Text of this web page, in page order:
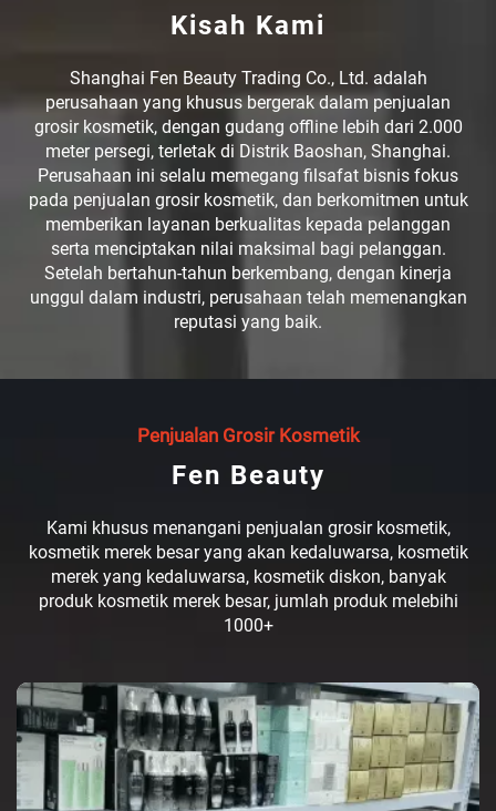
Kisah Kami
Shanghai Fen Beauty Trading Co., Ltd. adalah
perusahaan yang khusus bergerak dalam penjualan
grosir kosmetik, dengan gudang offline lebih dari 2.000
meter persegi, terletak di Distrik Baoshan, Shanghai.
Perusahaan ini selalu memegang filsafat bisnis fokus
pada penjualan grosir kosmetik, dan berkomitmen untuk
memberikan layanan berkualitas kepada pelanggan
serta menciptakan nilai maksimal bagi pelanggan.
Setelah bertahun-tahun berkembang, dengan kinerja
unggul dalam industri, perusahaan telah memenangkan
reputasi yang baik.
Penjualan Grosir Kosmetik
Fen Beauty
Kami khusus menangani penjualan grosir kosmetik,
kosmetik merek besar yang akan kedaluwarsa, kosmetik
merek yang kedaluwarsa, kosmetik diskon, banyak
produk kosmetik merek besar, jumlah produk melebihi
1000+